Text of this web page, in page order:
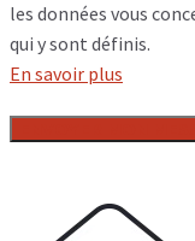
les données vous
qui y sont définis.
En savoir plus